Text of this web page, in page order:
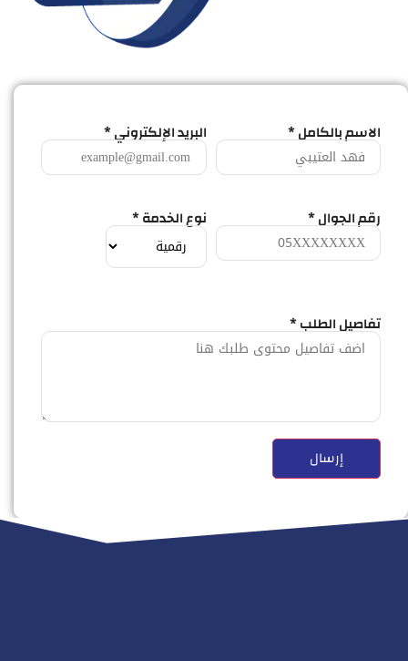
الاسم بالكامل * البريد الإلكتروني *
رقم الجوال * نوع الخدمة *
تفاصيل الطلب *